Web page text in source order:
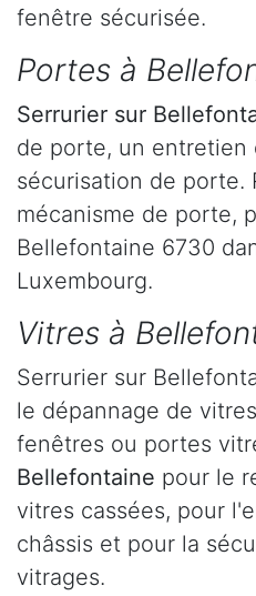
fenêtre sécurisée.
Portes à
Serrurier sur
de porte, un entretien
sécurisation de porte.
mécanisme de porte,
Bellefontaine 6730
Luxembourg.
Vitres à
Serrurier sur
le dépannage de
fenêtres ou portes
Bellefontaine pour le
vitres cassées, pour
châssis et pour la
vitrages.